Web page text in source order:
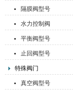
隔膜阀型号
水力控制阀
平衡阀型号
止回阀型号
特殊阀门
真空阀型号